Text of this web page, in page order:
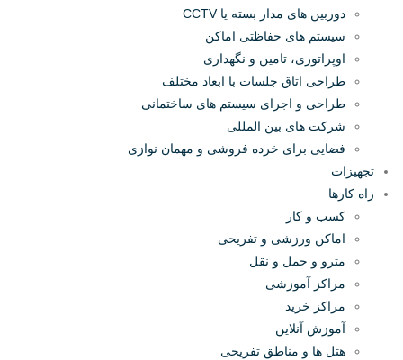
دوربین های مدار بسته یا CCTV
سیستم های حفاظتی اماکن
اوپراتوری، تامین و نگهداری
طراحی اتاق جلسات با ابعاد مختلف
طراحی و اجرای سیستم های ساختمانی
شرکت های بین المللی
فضایی برای خرده فروشی و مهمان نوازی
تجهیزات
راه کارها
کسب و کار
اماکن ورزشی و تفریحی
مترو و حمل و نقل
مراکز آموزشی
مراکز خرید
آموزش آنلاین
هتل ها و مناطق تفریحی